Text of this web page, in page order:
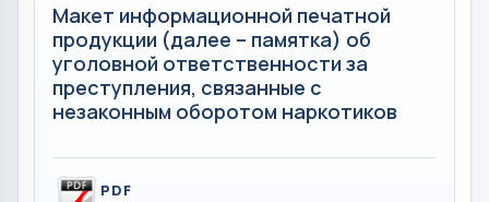
Макет информационной печатной
продукции (далее – памятка) об
уголовной ответственности за
преступления, связанные с
незаконным оборотом наркотиков
PDF